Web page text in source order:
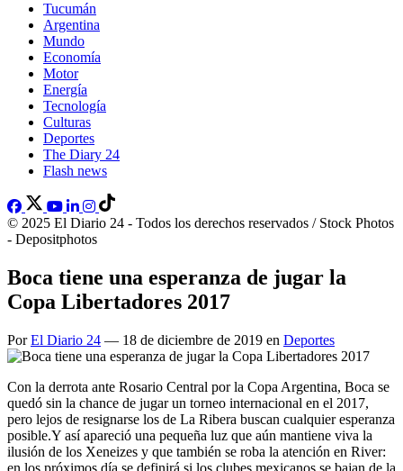
Tucumán
Argentina
Mundo
Economía
Motor
Energía
Tecnología
Culturas
Deportes
The Diary 24
Flash news
© 2025 El Diario 24 - Todos los derechos reservados / Stock Photos
- Depositphotos
Boca tiene una esperanza de jugar la
Copa Libertadores 2017
PorEl Diario 24 — 18 de diciembre de 2019 en Deportes
Con la derrota ante Rosario Central por la Copa Argentina, Boca se
quedó sin la chance de jugar un torneo internacional en el 2017,
pero lejos de resignarse los de La Ribera buscan cualquier esperanza
posible.Y así apareció una pequeña luz que aún mantiene viva la
ilusión de los Xeneizes y que también se roba la atención en River:
en los próximos día se definirá si los clubes mexicanos se bajan de la